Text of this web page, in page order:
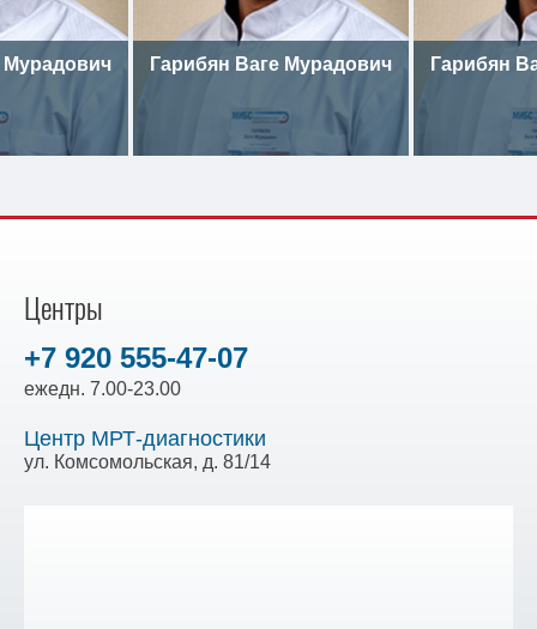
Мурадович Гарибян Ваге Мурадович Гарибян
Центры
+7 920 555-47-07
ежедн. 7.00-23.00
Центр МРТ-диагностики
ул. Комсомольская, д. 81/14